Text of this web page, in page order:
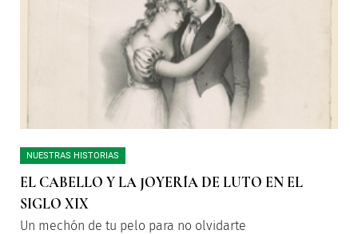
NUESTRAS HISTORIAS
EL CABELLO Y LA JOYERÍA DE LUTO EN EL
SIGLO XIX
Un mechón de tu pelo para no olvidarte